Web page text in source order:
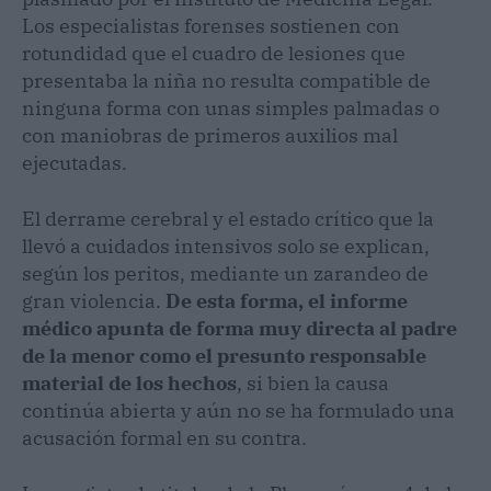
Los especialistas forenses sostienen con
rotundidad que el cuadro de lesiones que
presentaba la niña no resulta compatible de
ninguna forma con unas simples palmadas o
con maniobras de primeros auxilios mal
ejecutadas.
El derrame cerebral y el estado crítico que la
llevó a cuidados intensivos solo se explican,
según los peritos, mediante un zarandeo de
gran violencia. De esta forma, el informe
médico apunta de forma muy directa al padre
de la menor como el presunto responsable
material de los hechos, si bien la causa
continúa abierta y aún no se ha formulado una
acusación formal en su contra.